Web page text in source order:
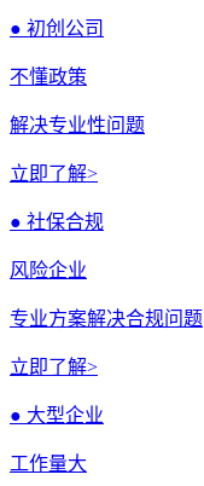
● 初创公司
不懂政策
解决专业性问题
立即了解>
● 社保合规
风险企业
专业方案解决合规问题
立即了解>
● 大型企业
工作量大